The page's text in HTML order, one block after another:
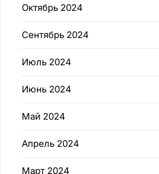
Октябрь 2024
Сентябрь 2024
Июль 2024
Июнь 2024
Май 2024
Апрель 2024
Март 2024